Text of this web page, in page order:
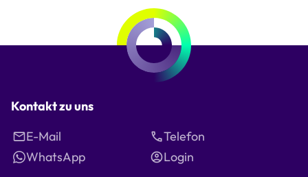
Kontakt zu uns
E-Mail
Telefon
WhatsApp
Login